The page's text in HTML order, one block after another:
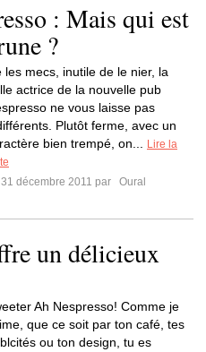
: Mais qui est
?
les mecs, inutile de le nier, la
actrice de la nouvelle pub
ne vous laisse pas
Plutôt ferme, avec un
bien trempé, on...
Lire la
31 décembre 2011 par
Oural
un délicieux
Ah Nespresso! Comme je
que ce soit par ton café, tes
ou ton design, tu es